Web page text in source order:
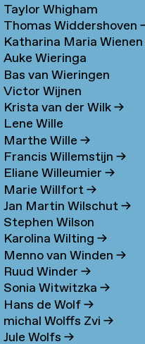
Taylor Whigham
Thomas Widdershoven
Katharina Maria Wienen
→
Auke Wieringa
Bas van Wieringen
Victor Wijnen
Krista van der Wilk→
Lene Wille
Marthe Wille→
Francis Willemstijn→
Eliane Willeumier→
Marie Willfort→
Jan Martin Wilschut→
Stephen Wilson
Karolina Wilting→
Menno van Winden→
Ruud Winder→
Sonia Witwitzka→
Hans de Wolf→
michal Wolffs Zvi→
Jule Wolfs→